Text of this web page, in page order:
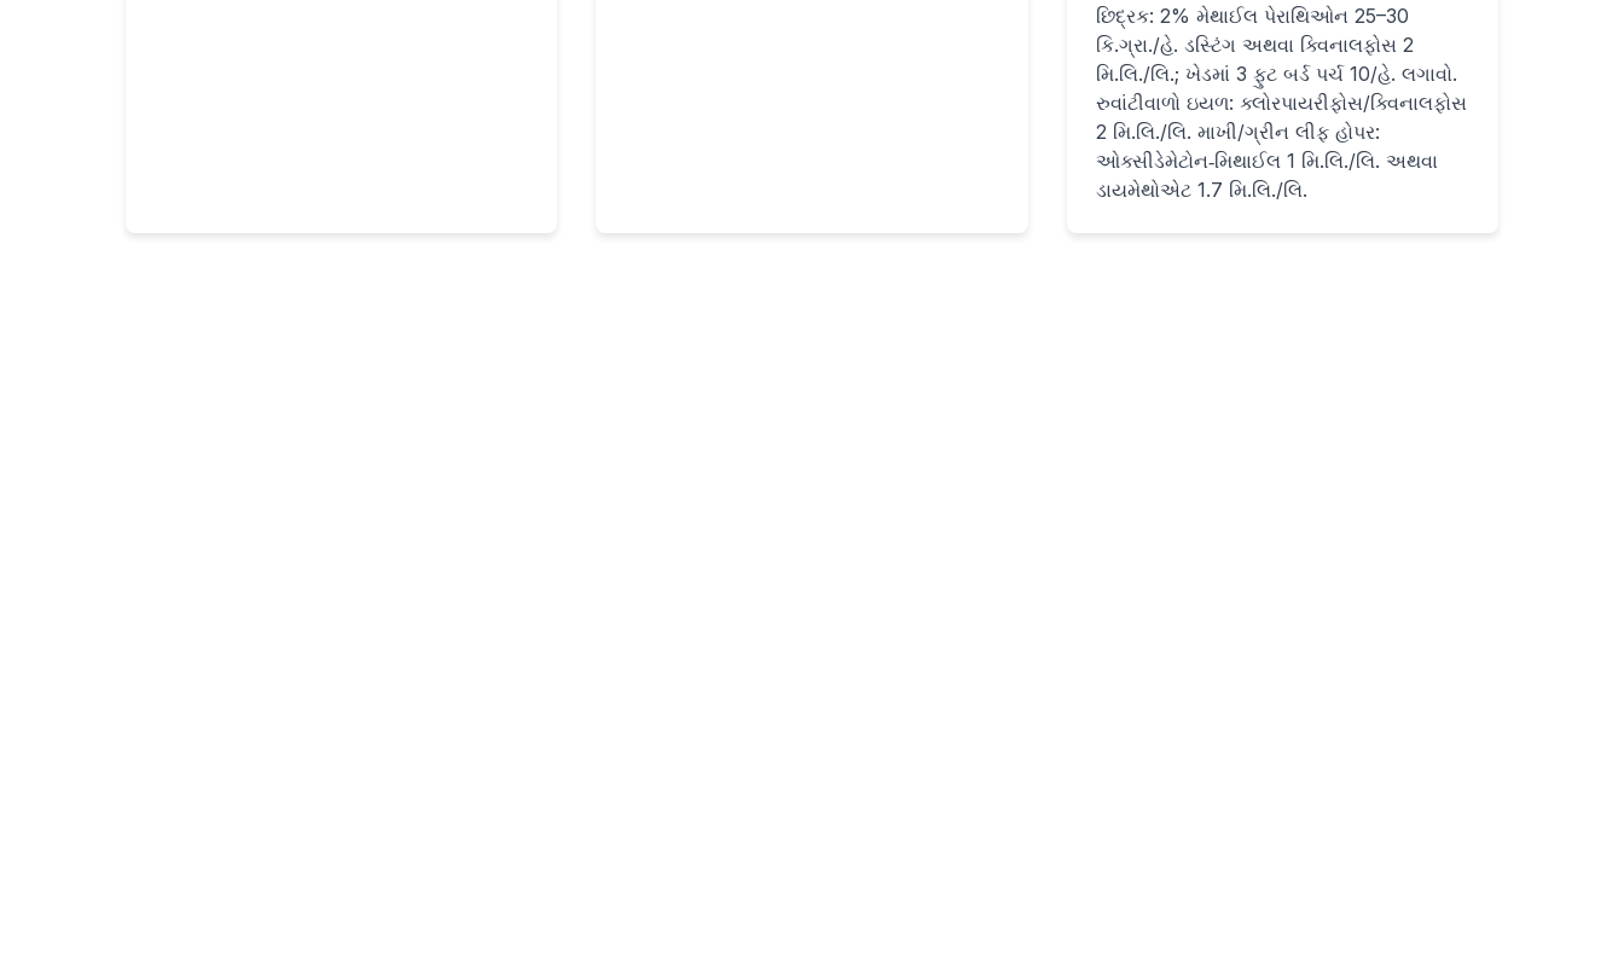
છિદ્રક: 2% મેથાઈલ પેરાથિઓન 25–30
કિ.ગ્રા./હે. ડસ્ટિંગ અથવા ક્વિનાલફોસ 2
મિ.લિ./લિ.; ખેડમાં 3 ફુટ બર્ડ પર્ચ 10/હે. લગાવો.
રુવાંટીવાળો ઇયળ: ક્લોરપાયરીફોસ/ક્વિનાલફોસ
2 મિ.લિ./લિ. માખી/ગ્રીન લીફ હોપર:
ઓક્સીડેમેટોન‑મિથાઈલ 1 મિ.લિ./લિ. અથવા
ડાયમેથોએટ 1.7 મિ.લિ./લિ.